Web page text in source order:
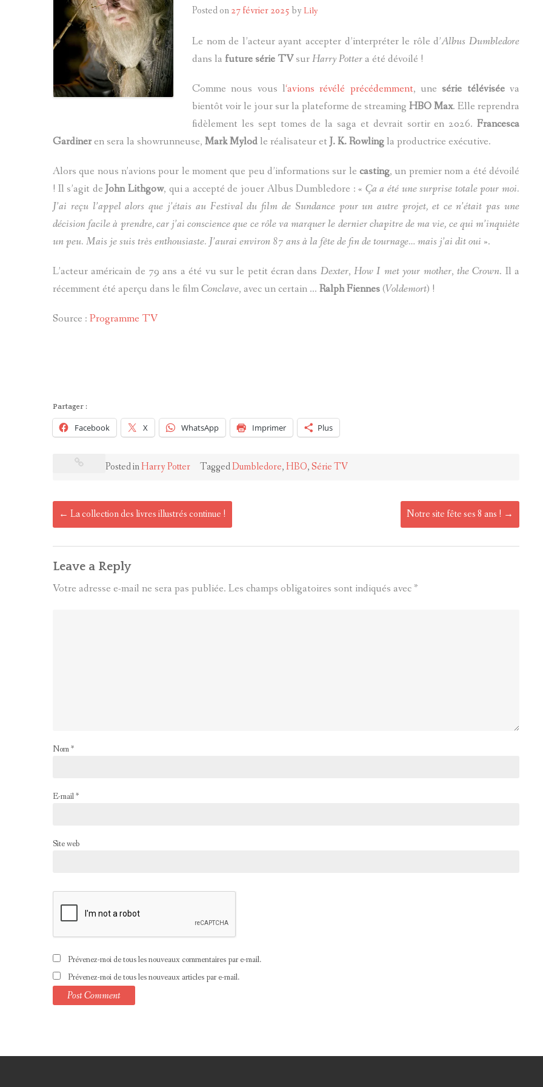
Posted on27 février 2025by Lily
Le nom de l’acteur ayant accepter d’interpréter le rôle d’Albus Dumbledore
dans la future série TVsurHarry Pottera été dévoilé !
Comme nous vous l‘avions révélé précédemment, unesérie téléviséeva
bientôt voir le jour sur la plateforme de streaming HBO Max. Elle reprendra
fidèlement les sept tomes de la saga et devrait sortir en 2026. Francesca
Gardineren sera la showrunneuse, Mark Mylodle réalisateur etJ. K. Rowlingla productrice exécutive.
Alors que nous n’avions pour le moment que peu d’informations sur le casting, un premier nom a été dévoilé
! Il s’agit deJohn Lithgow, qui a accepté de jouer Albus Dumbledore : « Ça a été une surprise totale pour moi.
J’ai reçu l’appel alors que j’étais au Festival du film de Sundance pour un autre projet, et ce n’était pas une
décision facile à prendre, car j’ai conscience que ce rôle va marquer le dernier chapitre de ma vie, ce qui m’inquiète
un peu. Mais je suis très enthousiaste. J’aurai environ 87 ans à la fête de fin de tournage… mais j’ai dit oui ».
L’acteur américain de 79 ans a été vu sur le petit écran dans Dexter,How I met your mother, the Crown. Il a
récemment été aperçu dans le filmConclave, avec un certain … Ralph Fiennes(Voldemort) !
Source : Programme TV
Partager :
Facebook X WhatsApp Imprimer Plus
Posted inHarry Potter TaggedDumbledore,HBO,Série TV
Post
navigation
← La collection des livres illustrés continue ! Notre site fête ses 8 ans ! →
Leave a Reply
Votre adresse e-mail ne sera pas publiée. Les champs obligatoires sont indiqués avec*
Nom*
E-mail*
Site web
Prévenez-moi de tous les nouveaux commentaires par e-mail.
Prévenez-moi de tous les nouveaux articles par e-mail.